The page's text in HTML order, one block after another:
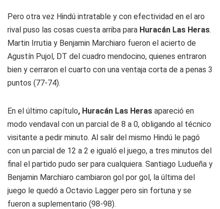
Pero otra vez Hindú intratable y con efectividad en el aro
rival puso las cosas cuesta arriba para Huracán Las Heras.
Martin Irrutia y Benjamin Marchiaro fueron el acierto de
Agustín Pujol, DT del cuadro mendocino, quienes entraron
bien y cerraron el cuarto con una ventaja corta de a penas 3
puntos (77-74).
En el último capítulo, Huracán Las Heras apareció en
modo vendaval con un parcial de 8 a 0, obligando al técnico
visitante a pedir minuto. Al salir del mismo Hindú le pagó
con un parcial de 12 a 2 e igualó el juego, a tres minutos del
final el partido pudo ser para cualquiera. Santiago Ludueña y
Benjamin Marchiaro cambiaron gol por gol, la última del
juego le quedó a Octavio Lagger pero sin fortuna y se
fueron a suplementario (98-98).